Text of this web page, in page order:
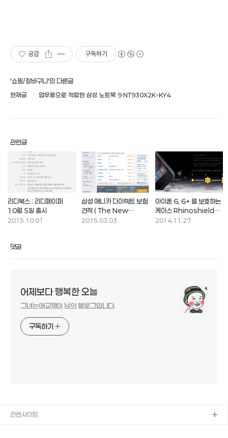
공감 구독하기
'쇼핑/장바구니'의 다른글
현재글 업무용으로 적합한 삼성 노트북 9 NT930X2K-KY4
관련글
리디북스 : 리디페이퍼
10월 5일 출시
2015.10.01
삼성 애니카 다이렉트 보험
견적 ( The New
Avante 2015년 형
2015.03.03
아이폰 6, 6+ 를 보호하는
케이스 Rhinoshield
Crash Guard
2014.11.27
댓글
어제보다 행복한 오늘
그녀는애교쟁이 님의 블로그입니다.
구독하기
관련사이트